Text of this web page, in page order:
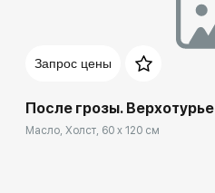
Запрос цены
После грозы. Верхотурье
Масло, Холст, 60 x 120 см